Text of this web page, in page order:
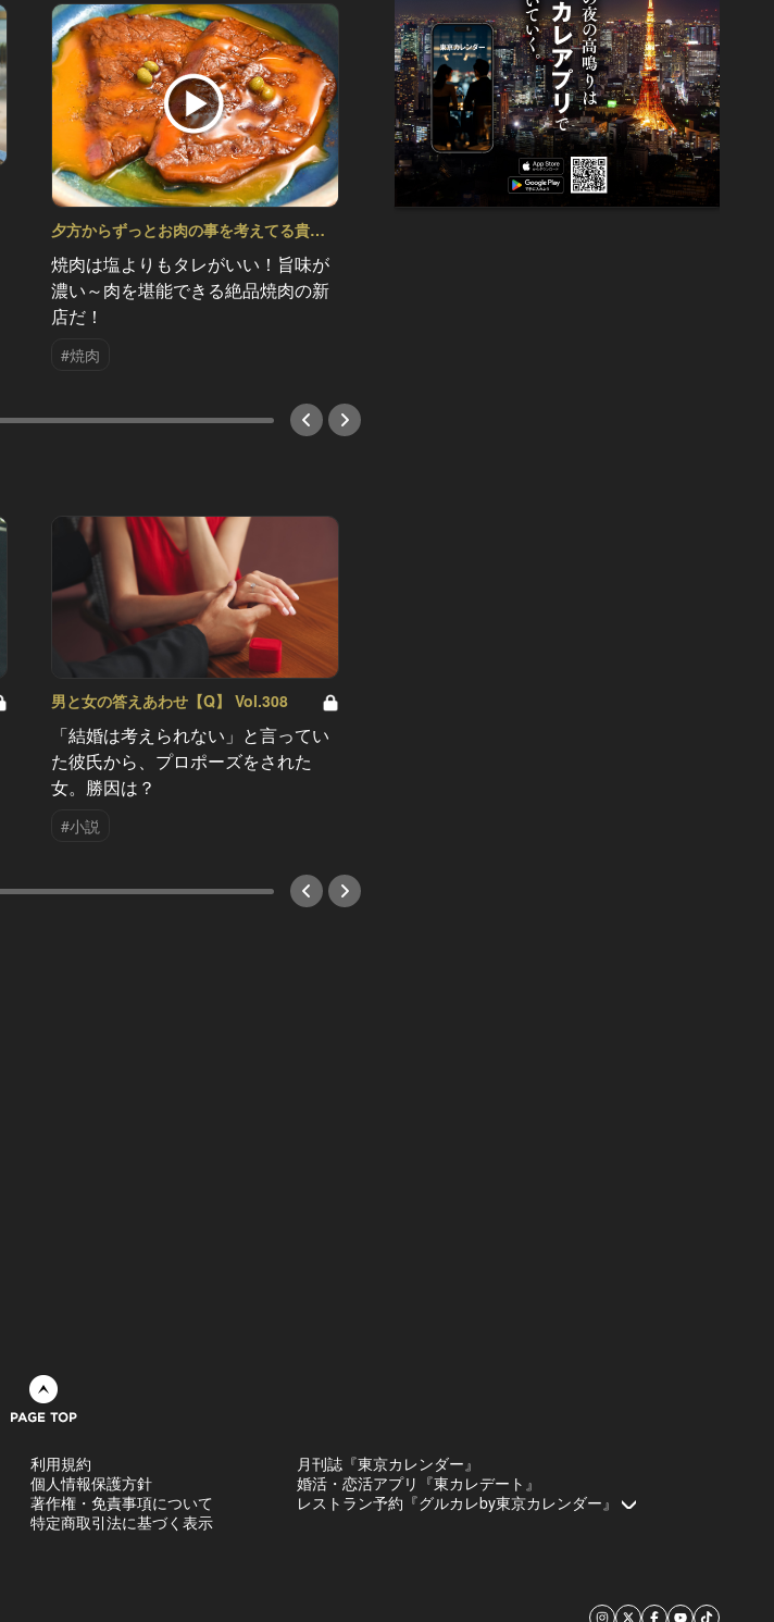
夕方からずっとお肉の事を考えてる貴方
焼肉は塩よりもタレがいい！旨味が
濃い～肉を堪能できる絶品焼肉の新
店だ！
#焼肉
男と女の答えあわせ【Q】 Vol.308
「結婚は考えられない」と言ってい
た彼氏から、プロポーズをされた
女。勝因は？
#小説
利用規約
個人情報保護方針
著作権・免責事項について
特定商取引法に基づく表示
月刊誌『東京カレンダー』
婚活・恋活アプリ『東カレデート』
レストラン予約『グルカレby東京カレンダー』